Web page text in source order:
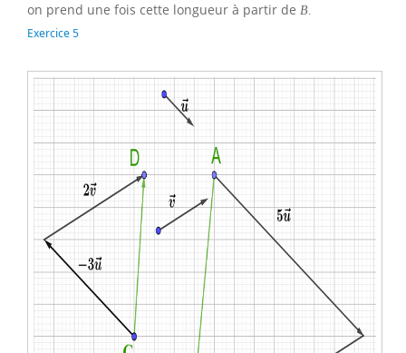
on prend une fois cette longueur à partir de B.
Exercice 5